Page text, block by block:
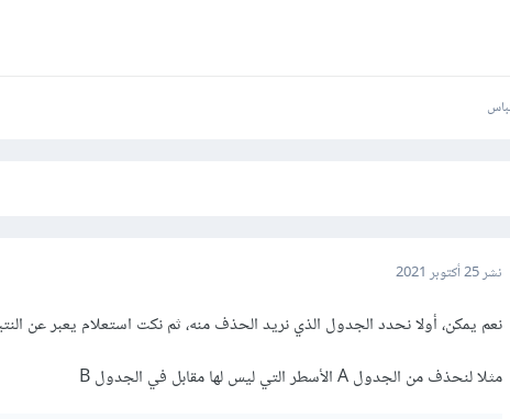
نشر25 أكتوبر 2021
نعم يمكن، أولا نحدد الجدول الذي نريد الحذف منه، ثم نكت استعلام يعبر عن
مثلا لنحذف من الجدول A الأسطر التي ليس لها مقابل في الجدول B